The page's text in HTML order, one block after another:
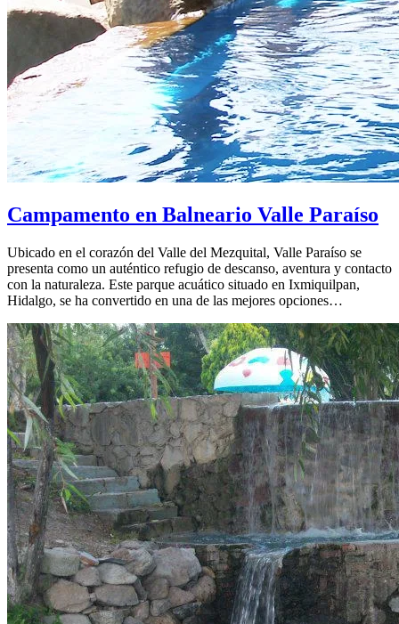
Campamento en Balneario Valle Paraíso
Ubicado en el corazón del Valle del Mezquital, Valle Paraíso se
presenta como un auténtico refugio de descanso, aventura y contacto
con la naturaleza. Este parque acuático situado en Ixmiquilpan,
Hidalgo, se ha convertido en una de las mejores opciones…